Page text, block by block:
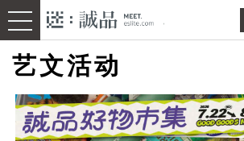
艺文活动